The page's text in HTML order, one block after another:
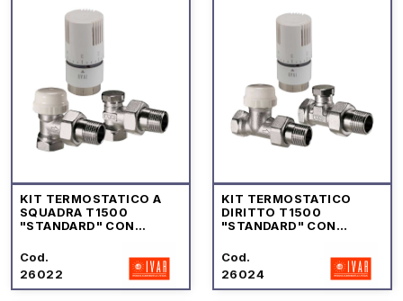
KIT TERMOSTATICO A
SQUADRA T1500
"STANDARD" CON
Cod.
26022
KIT TERMOSTATICO
DIRITTO T1500
"STANDARD" CON
Cod.
26024